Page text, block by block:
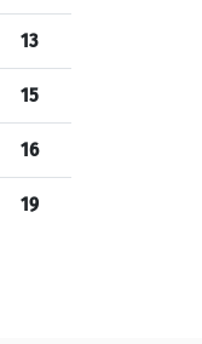
13
15
16
19